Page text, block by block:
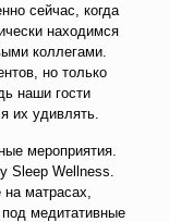
сейчас, когда
находимся
коллегами.
но только
наши гости
их удивлять.
мероприятия.
Sleep Wellness.
матрасах,
медитативные